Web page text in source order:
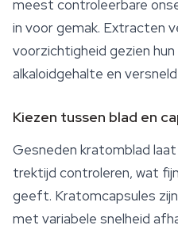
meest controleerbare
in voor gemak. Extracten
voorzichtigheid gezien
alkaloidgehalte en
Kiezen tussen blad en
Gesneden kratomblad
trektijd controleren, wat
geeft. Kratomcapsules
met variabele snelheid